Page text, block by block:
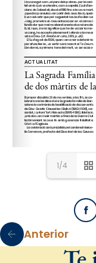
1/4
Anterior